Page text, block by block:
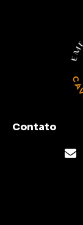
Contato